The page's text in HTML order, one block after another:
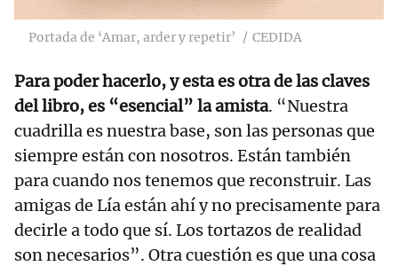
Portada de ‘Amar, arder y repetir’ CEDIDA
Para poder hacerlo, y esta es otra de las claves
del libro, es “esencial” la amista. “Nuestra
cuadrilla es nuestra base, son las personas que
siempre están con nosotros. Están también
para cuando nos tenemos que reconstruir. Las
amigas de Lía están ahí y no precisamente para
decirle a todo que sí. Los tortazos de realidad
son necesarios”. Otra cuestión es que una cosa